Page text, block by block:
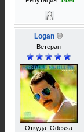
Logan
Ветеран
Откуда: Odessa